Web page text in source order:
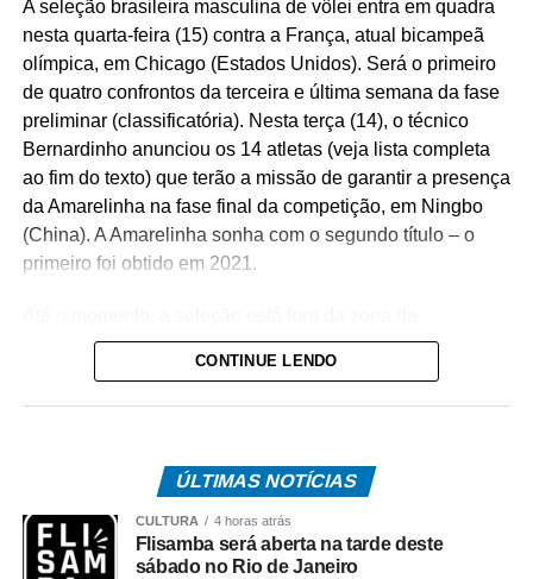
A seleção brasileira masculina de vôlei entra em quadra
nesta quarta-feira (15) contra a França, atual bicampeã
olímpica, em Chicago (Estados Unidos). Será o primeiro
de quatro confrontos da terceira e última semana da fase
preliminar (classificatória). Nesta terça (14), o técnico
Bernardinho anunciou os 14 atletas (veja lista completa
ao fim do texto) que terão a missão de garantir a presença
da Amarelinha na fase final da competição, em Ningbo
(China). A Amarelinha sonha com o segundo título – o
primeiro foi obtido em 2021.
classificação: ocupa a nona posição, com 13 pontos, um
a menos que a Turquia (7ª) e Bulgária (8ª), ambas com
14. Das 18 seleções inscritas no torneio, apenas as sete
reservada à China, por ser o país sede da reta final
(quartas, semifinais e decisão do título).
Nesta semana decisiva, o Brasil não contará Douglas
CONTINUE LENDO
ÚLTIMAS NOTÍCIAS
CULTURA 4 horas atrás
Flisamba será aberta na tarde deste
sábado no Rio de Janeiro